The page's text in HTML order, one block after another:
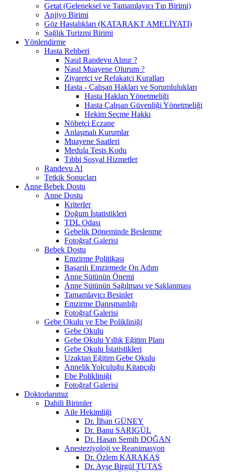
Getat (Geleneksel ve Tamamlayıcı Tıp Birimi)
Anjiyo Birimi
Göz Hastalıkları (KATARAKT AMELİYATI)
Sağlık Turizmi Birimi
Yönlendirme
Hasta Rehberi
Nasıl Randevu Alınır ?
Nasıl Muayene Olurum ?
Ziyaretçi ve Refakatçi Kuralları
Hasta - Çalışan Hakları ve Sorumlulukları
Hasta Hakları Yönetmeliği
Hasta Çalışan Güvenliği Yönetmeliği
Hekim Seçme Hakkı
Nöbetçi Eczane
Anlaşmalı Kurumlar
Muayene Saatleri
Medula Tesis Kodu
Tıbbi Sosyal Hizmetler
Randevu Al
Tetkik Sonuçları
Anne Bebek Dostu
Anne Dostu
Kriterler
Doğum İstatistikleri
TDL Odası
Gebelik Döneminde Beslenme
Fotoğraf Galerisi
Bebek Dostu
Emzirme Politikası
Başarılı Emzirmede On Adım
Anne Sütünün Önemi
Anne Sütünün Sağılması ve Saklanması
Tamamlayıcı Besinler
Emzirme Danışmanlığı
Fotoğraf Galerisi
Gebe Okulu ve Ebe Polikliniği
Gebe Okulu
Gebe Okulu Yıllık Eğitim Planı
Gebe Okulu İstatistikleri
Uzaktan Eğitim Gebe Okulu
Annelik Yolculuğu Kitapçığı
Ebe Polikliniği
Fotoğraf Galerisi
Doktorlarımız
Dahili Birimler
Aile Hekimliği
Dr. İlhan GÜNEY
Dr. Banu SARIGÜL
Dr. Hasan Semih DOĞAN
Anesteziyoloji ve Reanimasyon
Dr. Özlem KARAKAŞ
Dr. Ayşe Birgül TUTAŞ